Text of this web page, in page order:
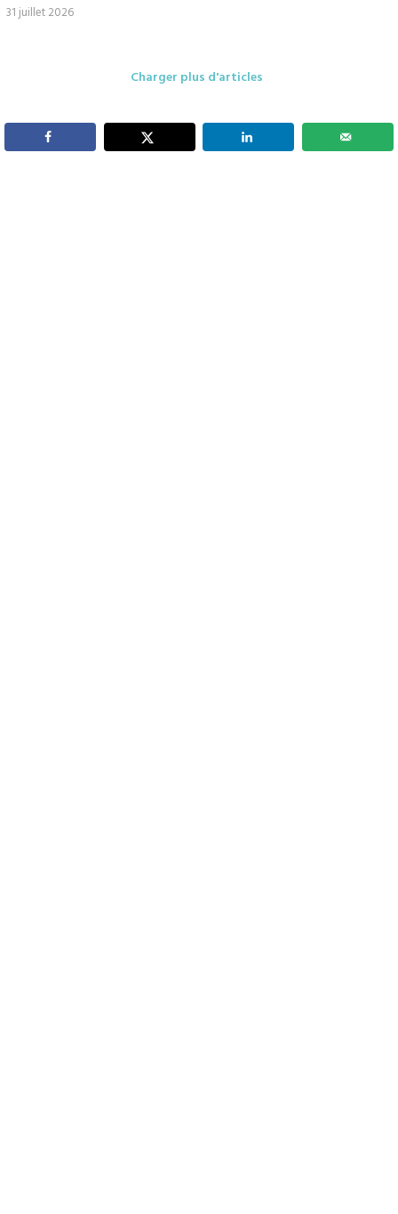
31 juillet 2026
Charger plus d'articles